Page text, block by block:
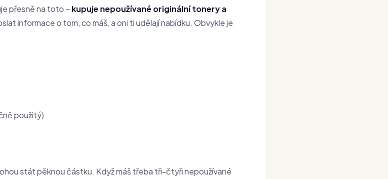
přesně na toto – kupuje nepoužívané originální tonery a
informace o tom, co máš, a oni ti udělají nabídku. Obvykle je
použitý)
stát pěknou částku. Když máš třeba tři-čtyři nepoužívané